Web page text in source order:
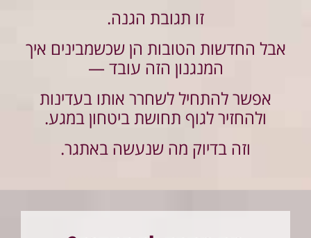
זו תגובת הגנה.
אבל החדשות הטובות הן שכשמבינים איך
המנגנון הזה עובד —
אפשר להתחיל לשחרר אותו בעדינות
ולהחזיר לגוף תחושת ביטחון במגע.
וזה בדיוק מה שנעשה באתגר.